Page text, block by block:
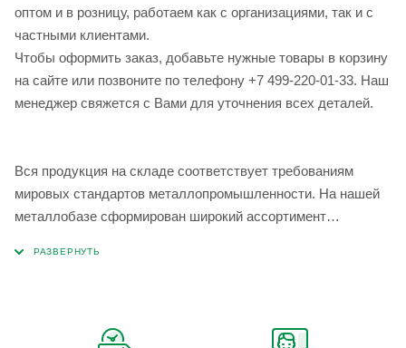
оптом и в розницу, работаем как с организациями, так и с
частными клиентами.
Чтобы оформить заказ, добавьте нужные товары в корзину
на сайте или позвоните по телефону +7 499-220-01-33. Наш
менеджер свяжется с Вами для уточнения всех деталей.
Вся продукция на складе соответствует требованиям
мировых стандартов металлопромышленности. На нашей
металлобазе сформирован широкий ассортимент